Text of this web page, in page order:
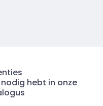
hebt in onze